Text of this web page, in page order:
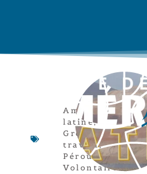
Amérique
latine,
Groupe de
travail,
Pérou,
Volontaires